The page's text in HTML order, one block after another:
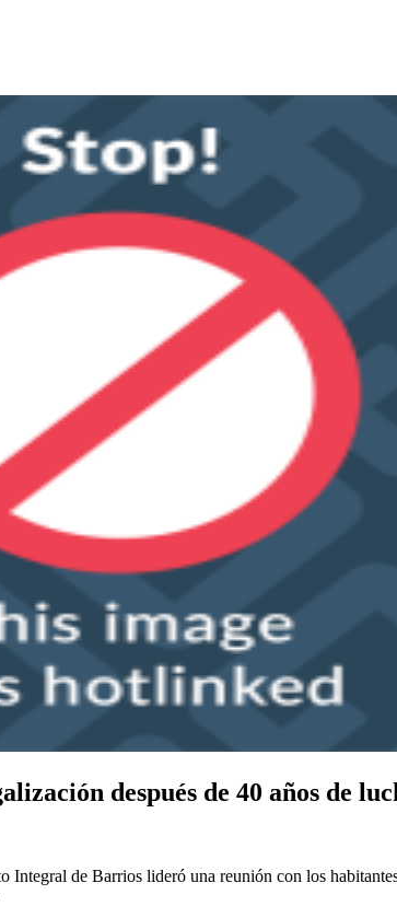
después de 40 años de
de Barrios lideró una reunión con los